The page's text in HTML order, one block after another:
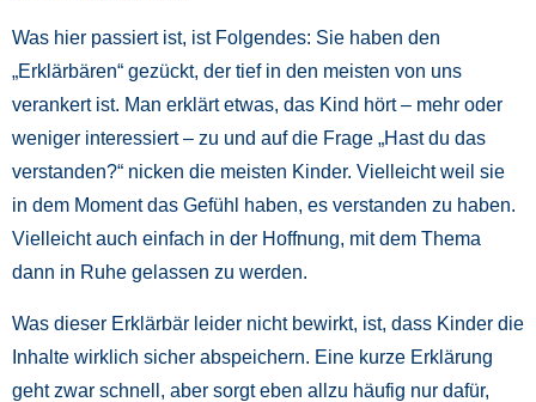
Was hier passiert ist, ist Folgendes: Sie haben den
„Erklärbären“ gezückt, der tief in den meisten von uns
verankert ist. Man erklärt etwas, das Kind hört – mehr oder
weniger interessiert – zu und auf die Frage „Hast du das
verstanden?“ nicken die meisten Kinder. Vielleicht weil sie
in dem Moment das Gefühl haben, es verstanden zu haben.
Vielleicht auch einfach in der Hoffnung, mit dem Thema
dann in Ruhe gelassen zu werden.
Was dieser Erklärbär leider nicht bewirkt, ist, dass Kinder die
Inhalte wirklich sicher abspeichern. Eine kurze Erklärung
geht zwar schnell, aber sorgt eben allzu häufig nur dafür,